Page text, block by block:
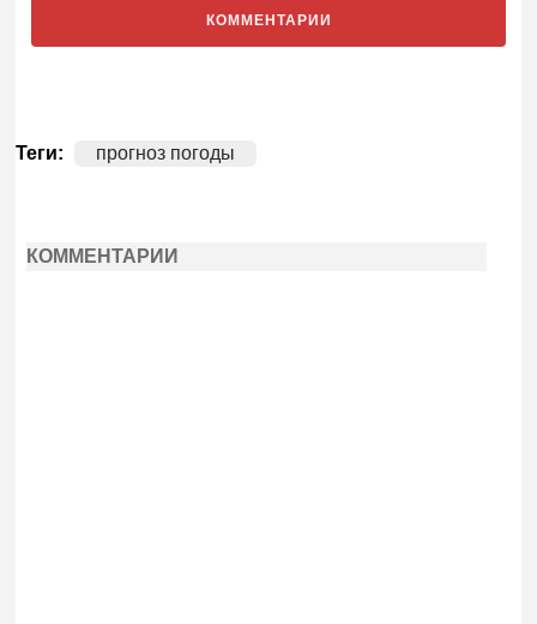
КОММЕНТАРИИ
Теги: прогноз погоды
КОММЕНТАРИИ